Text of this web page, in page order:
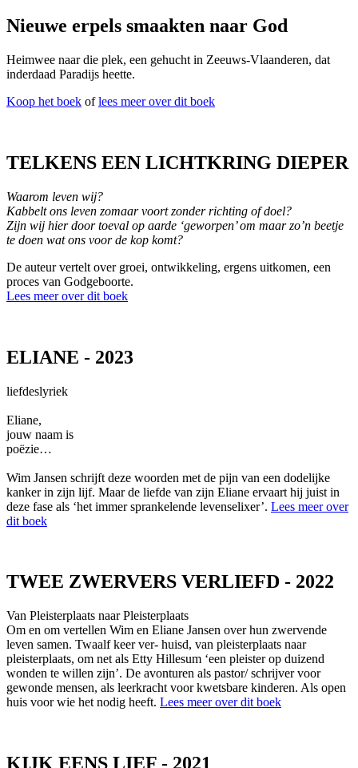
Nieuwe erpels smaakten naar God
Heimwee naar die plek, een gehucht in Zeeuws-Vlaanderen, dat
inderdaad Paradijs heette.
Koop het boek oflees meer over dit boek
TELKENS EEN LICHTKRING DIEPER
Waarom leven wij?
Kabbelt ons leven zomaar voort zonder richting of doel?
Zijn wij hier door toeval op aarde ‘geworpen’ om maar zo’n beetje
te doen wat ons voor de kop komt?
De auteur vertelt over groei, ontwikkeling, ergens uitkomen, een
proces van Godgeboorte.
Lees meer over dit boek
ELIANE - 2023
liefdeslyriek
Eliane,
jouw naam is
poëzie…
Wim Jansen schrijft deze woorden met de pijn van een dodelijke
kanker in zijn lijf. Maar de liefde van zijn Eliane ervaart hij juist in
deze fase als ‘het immer sprankelende levenselixer’. Lees meer over
dit boek
TWEE ZWERVERS VERLIEFD - 2022
Van Pleisterplaats naar Pleisterplaats
Om en om vertellen Wim en Eliane Jansen over hun zwervende
leven samen. Twaalf keer ver- huisd, van pleisterplaats naar
pleisterplaats, om net als Etty Hillesum ‘een pleister op duizend
wonden te willen zijn’. De avonturen als pastor/ schrijver voor
gewonde mensen, als leerkracht voor kwetsbare kinderen. Als open
huis voor wie het nodig heeft. Lees meer over dit boek
KIJK EENS LIEF - 2021